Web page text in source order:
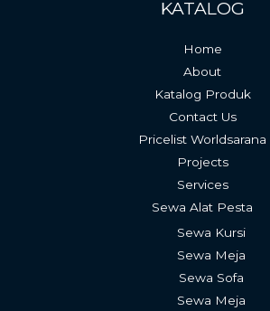
KATALOG
Home
About
Katalog Produk
Contact Us
Pricelist Worldsarana
Projects
Services
Sewa Alat Pesta
Sewa Kursi
Sewa Meja
Sewa Sofa
Sewa Meja